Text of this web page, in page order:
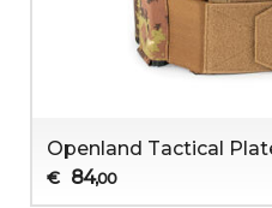
Openland Tactical
€ 84,00